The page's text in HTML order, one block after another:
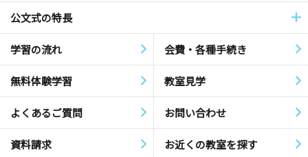
公文式の特長
学習の流れ 会費・各種手続き
無料体験学習 教室見学
よくあるご質問 お問い合わせ
資料請求 お近くの教室を探す